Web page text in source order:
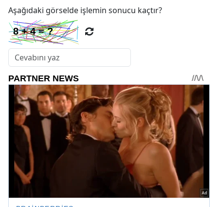
Aşağıdaki görselde işlemin sonucu kaçtır?